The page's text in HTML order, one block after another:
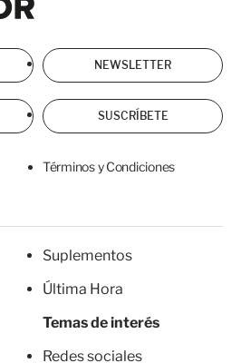
NEWSLETTER
SUSCRÍBETE
Términos y Condiciones
Suplementos
Última Hora
Temas de interés
Redes sociales